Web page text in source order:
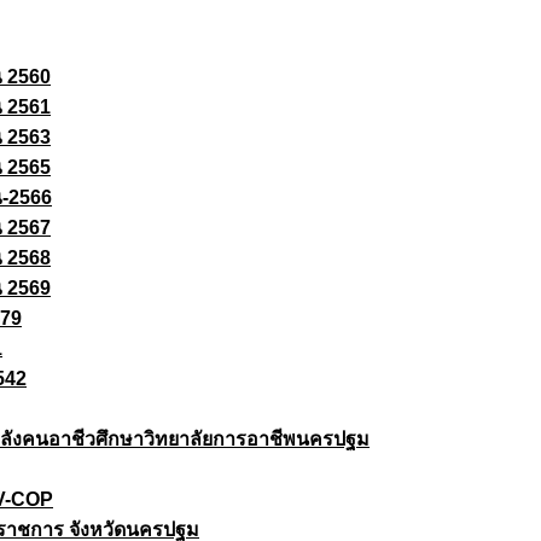
2560
2561
2563
2565
2566
2567
2568
2569
งคนอาชีวศึกษาวิทยาลัยการอาชีพนครปฐม
COP
าชการ จังหวัดนครปฐม